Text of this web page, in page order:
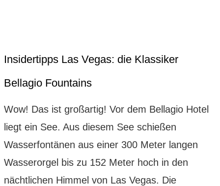
Insidertipps Las Vegas: die Klassiker
Bellagio Fountains
Wow! Das ist großartig! Vor dem Bellagio Hotel
liegt ein See. Aus diesem See schießen
Wasserfontänen aus einer 300 Meter langen
Wasserorgel bis zu 152 Meter hoch in den
nächtlichen Himmel von Las Vegas. Die